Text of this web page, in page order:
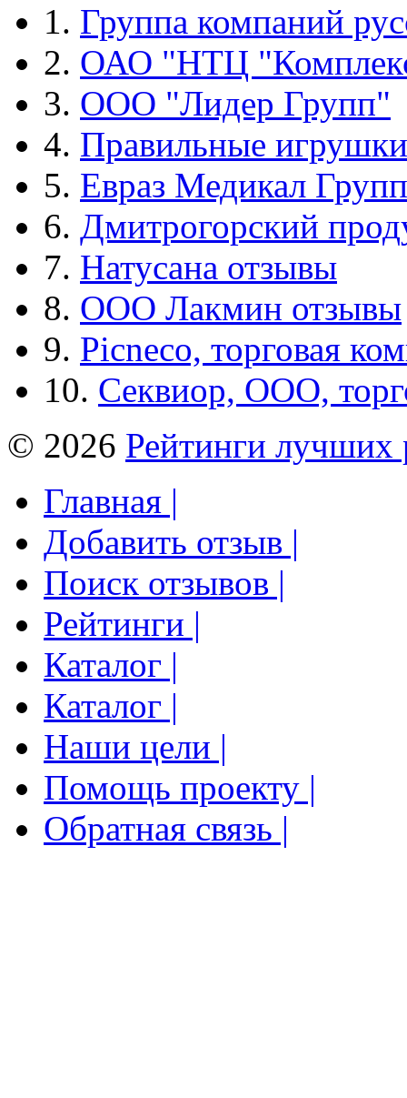
1. Группа компаний
2. ОАО "НТЦ
3. ООО "Лидер Групп"
4. Правильные игрушки
5. Евраз Медикал Групп
6. Дмитрогорский
7. Натусана отзывы
8. ООО Лакмин отзывы
9. Picneco, торговая
10. Секвиор, ООО,
© 2026 Рейтинги лучших
Главная |
Добавить отзыв |
Поиск отзывов |
Рейтинги |
Каталог |
Каталог |
Наши цели |
Помощь проекту |
Обратная связь |